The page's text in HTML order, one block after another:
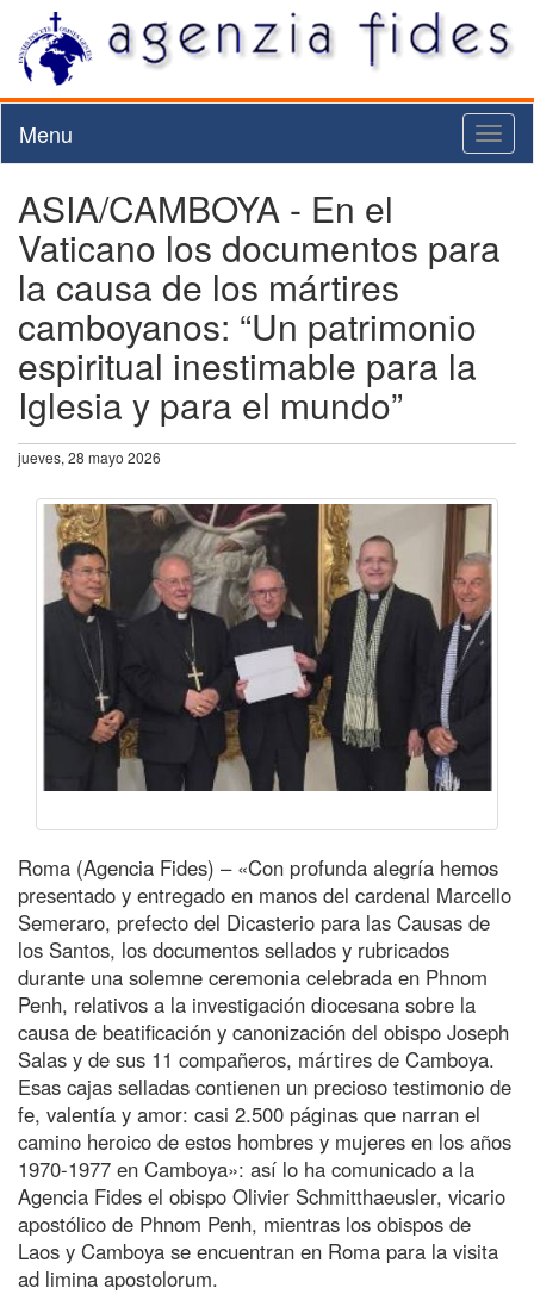
Menu
ASIA/CAMBOYA - En el
Vaticano los documentos para
la causa de los mártires
camboyanos: “Un patrimonio
espiritual inestimable para la
Iglesia y para el mundo”
jueves, 28 mayo 2026
Roma (Agencia Fides) – «Con profunda alegría hemos
presentado y entregado en manos del cardenal Marcello
Semeraro, prefecto del Dicasterio para las Causas de
los Santos, los documentos sellados y rubricados
durante una solemne ceremonia celebrada en Phnom
Penh, relativos a la investigación diocesana sobre la
causa de beatificación y canonización del obispo Joseph
Salas y de sus 11 compañeros, mártires de Camboya.
Esas cajas selladas contienen un precioso testimonio de
fe, valentía y amor: casi 2.500 páginas que narran el
camino heroico de estos hombres y mujeres en los años
1970-1977 en Camboya»: así lo ha comunicado a la
Agencia Fides el obispo Olivier Schmitthaeusler, vicario
apostólico de Phnom Penh, mientras los obispos de
Laos y Camboya se encuentran en Roma para la visita
ad limina apostolorum.